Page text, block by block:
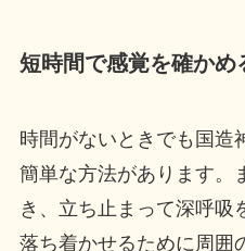
短時間で感覚を確かめ
時間がないときでも国造
簡単な方法があります。
き、立ち止まって深呼吸
落ち着かせるために周囲